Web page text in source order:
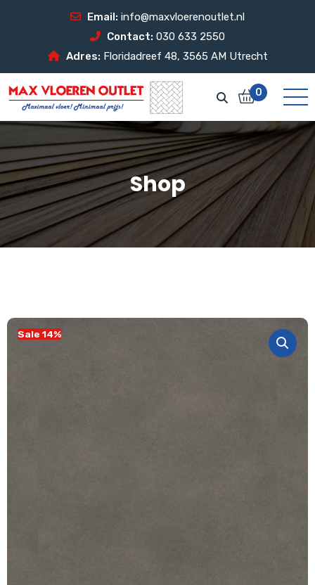
Email: info@maxvloerenoutlet.nl
Contact: 030 633 2550
Adres: Floridadreef 48, 3565 AM Utrecht
0
Shop
Sale 14%